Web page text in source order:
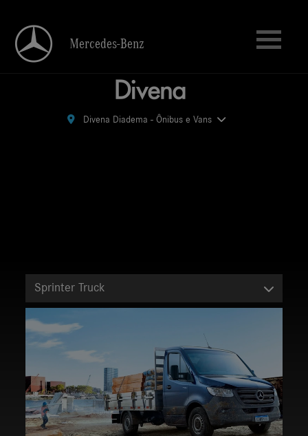
Mercedes-Benz
Divena Diadema - Ônibus e Vans
Sprinter Truck
Mercedes-Benz
Divena Diadema - Ônibus e Vans